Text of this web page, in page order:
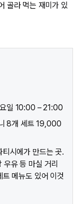
골라 먹는 재미가 있
일 10:00 – 21:00
8개 세트 19,000
시에가 만드는 곳.
유 등 마실 거리
메뉴도 있어 이것